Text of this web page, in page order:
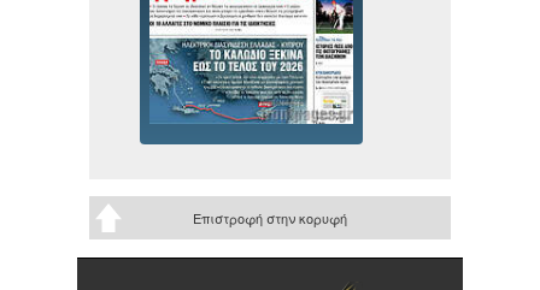
Επιστροφή στην κορυφή